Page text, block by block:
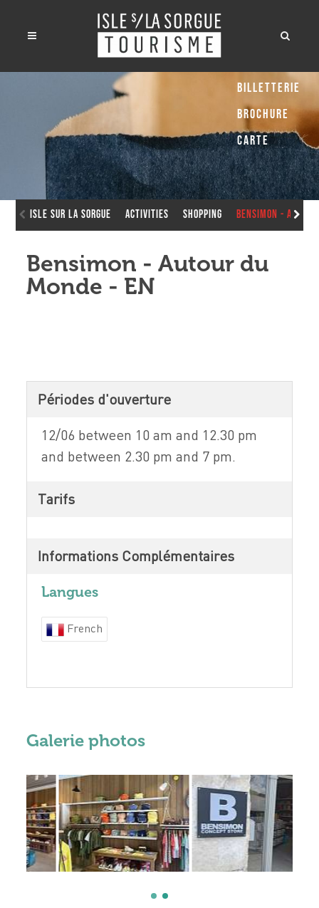
Isle sur la Sorgue Activities Shopping Bensimon -
Bensimon - Autour du
Monde - EN
Périodes d'ouverture
12/06 between 10 am and 12.30 pm
and between 2.30 pm and 7 pm.
Tarifs
Informations Complémentaires
Langues
French
Galerie photos
Billetterie
Brochure
Carte